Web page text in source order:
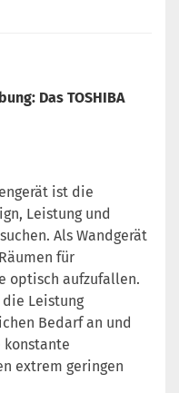
Das TOSHIBA
ist die
Leistung und
Als Wandgerät
für
optisch aufzufallen.
Leistung
Bedarf an und
extrem geringen